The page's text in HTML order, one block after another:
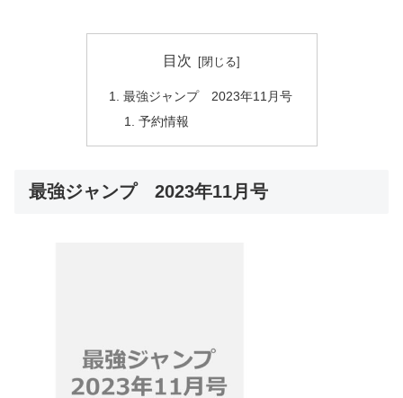
目次
最強ジャンプ 2023年11月号
予約情報
最強ジャンプ 2023年11月号